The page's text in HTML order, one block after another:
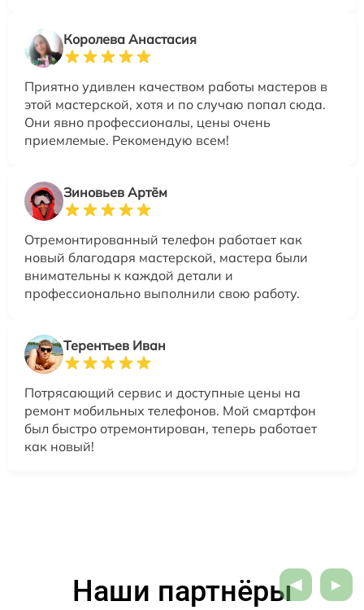
Королева Анастасия
Приятно удивлен качеством работы мастеров в
этой мастерской, хотя и по случаю попал сюда.
Они явно профессионалы, цены очень
приемлемые. Рекомендую всем!
Зиновьев Артём
Отремонтированный телефон работает как
новый благодаря мастерской, мастера были
внимательны к каждой детали и
профессионально выполнили свою работу.
Терентьев Иван
Потрясающий сервис и доступные цены на
ремонт мобильных телефонов. Мой смартфон
был быстро отремонтирован, теперь работает
как новый!
Наши партнёры